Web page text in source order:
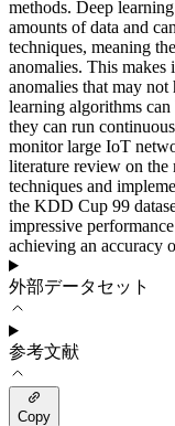
methods. Deep
amounts of data and
techniques, meaning
anomalies. This makes
anomalies that may not
learning algorithms
they can run
monitor large IoT
literature review on the
techniques and
the KDD Cup 99
impressive
achieving an accuracy
外部データセット
参考文献
Copy